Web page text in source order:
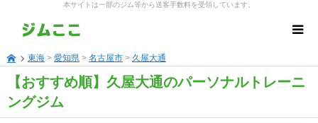
本サイトは一部のジム等から送客手数料を受領しています。
東海 >愛知県 >名古屋市 > 久屋大通
【おすすめ順】久屋大通のパーソナルトレーニ
ングジム